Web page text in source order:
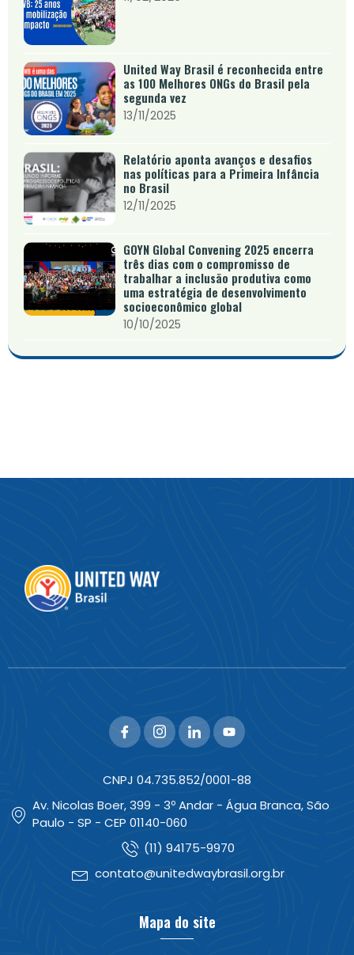
United Way Brasil é reconhecida entre
as 100 Melhores ONGs do Brasil pela
segunda vez
13/11/2025
Relatório aponta avanços e desafios
nas políticas para a Primeira Infância
no Brasil
12/11/2025
GOYN Global Convening 2025 encerra
três dias com o compromisso de
trabalhar a inclusão produtiva como
uma estratégia de desenvolvimento
socioeconômico global
10/10/2025
CNPJ 04.735.852/0001-88
Av. Nicolas Boer, 399 - 3º Andar - Água Branca, São
Paulo - SP - CEP 01140-060
(11) 94175-9970
contato@unitedwaybrasil.org.br
Mapa do site